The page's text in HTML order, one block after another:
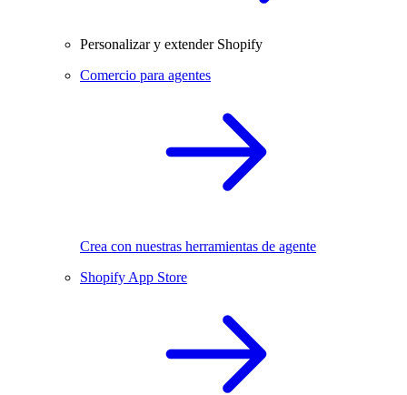
Personalizar y extender Shopify
Comercio para agentes
Crea con nuestras herramientas de agente
Shopify App Store